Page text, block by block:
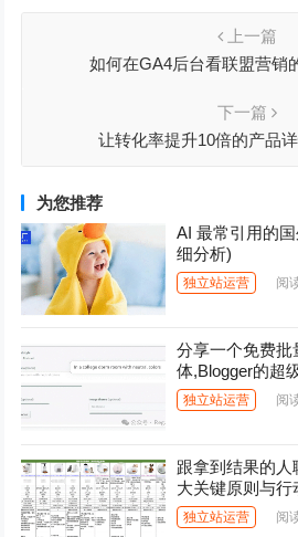
上一篇
如何在GA4后台看联盟营销
下一篇
让转化率提升10倍的产品
为您推荐
AI 最常引用的
细分析)
独立站运营 阅
分享一个免费批
体,Blogger的超
独立站运营 阅
跟拿到结果的
大关键原则与行
独立站运营 阅